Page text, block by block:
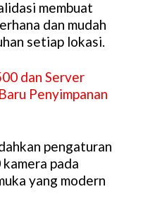
membuat
dan mudah
setiap lokasi.
dan Server
Penyimpanan
pengaturan
pada
yang modern